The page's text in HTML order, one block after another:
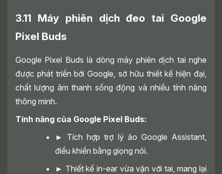
3.11 Máy phiên dịch đeo tai Google
Pixel Buds
Google Pixel Buds là dòng máy phiên dịch tai nghe
được phát triển bởi Google, sở hữu thiết kế hiện đại,
chất lượng âm thanh sống động và nhiều tính năng
thông minh.
Tính năng của Google Pixel Buds:
► Tích hợp trợ lý ảo Google Assistant,
điều khiển bằng giọng nói.
► Thiết kế in-ear vừa vặn với tai, mang lại